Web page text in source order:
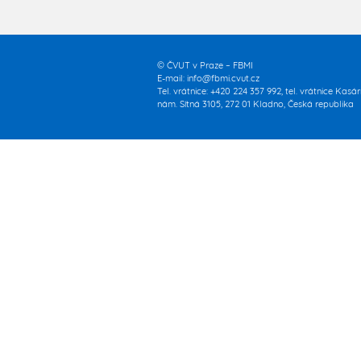
© ČVUT v Praze – FBMI
E-mail: info@fbmi.cvut.cz
Tel. vrátnice: +420 224 357 992, tel. vrátnice
nám. Sítná 3105, 272 01 Kladno, Česká republika